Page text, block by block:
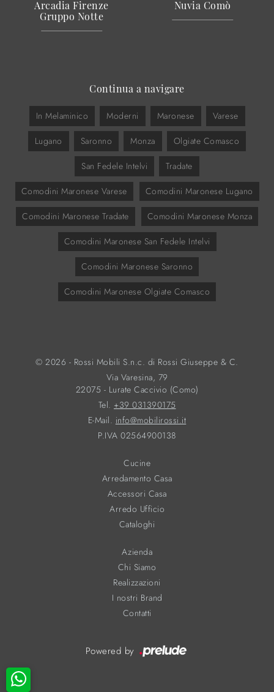
Arcadia Firenze
Gruppo Notte
Nuvia Comò
Continua a navigare
In Melaminico Moderni Maronese Varese
Lugano Saronno Monza Olgiate Comasco
San Fedele Intelvi Tradate
Comodini Maronese Varese Comodini Maronese Lugano
Comodini Maronese Tradate Comodini Maronese Monza
Comodini Maronese San Fedele Intelvi
Comodini Maronese Saronno
Comodini Maronese Olgiate Comasco
© 2026 - Rossi Mobili S.n.c. di Rossi Giuseppe & C.
Via Varesina, 79
22075 - Lurate Caccivio (Como)
Tel. +39 031390175
E-Mail. info@mobilirossi.it
P.IVA 02564900138
Cucine
Arredamento Casa
Accessori Casa
Arredo Ufficio
Cataloghi
Azienda
Chi Siamo
Realizzazioni
I nostri Brand
Contatti
Powered by